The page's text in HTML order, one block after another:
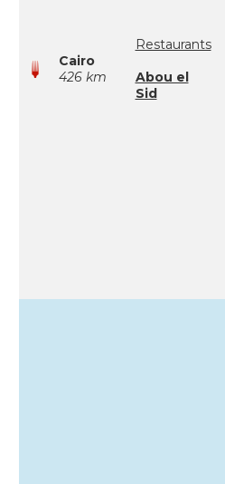
Cairo
426 km
Restaurants
Abou el
Sid